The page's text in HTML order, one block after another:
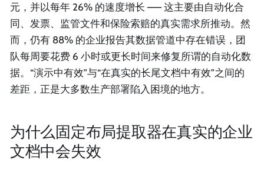
元，并以每年 26% 的速度增长 —— 这主要由自动化合
同、发票、监管文件和保险索赔的真实需求所推动。然
而，仍有 88% 的企业报告其数据管道中存在错误，团
队每周要花费 6 小时或更长时间来修复所谓的自动化数
据。“演示中有效”与“在真实的长尾文档中有效”之间的
差距，正是大多数生产部署陷入困境的地方。
为什么固定布局提取器在真实的企业
文档中会失效